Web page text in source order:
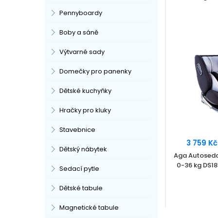
Pennyboardy
Boby a sáně
Výtvarné sady
Domečky pro panenky
Dětské kuchyňky
Hračky pro kluky
Stavebnice
Dětský nábytek
Sedací pytle
Dětské tabule
Magnetické tabule
3 759 Kč
Aga
0-36 kg